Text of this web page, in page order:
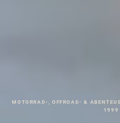
MOTORRAD-, OFFROAD- &
1999